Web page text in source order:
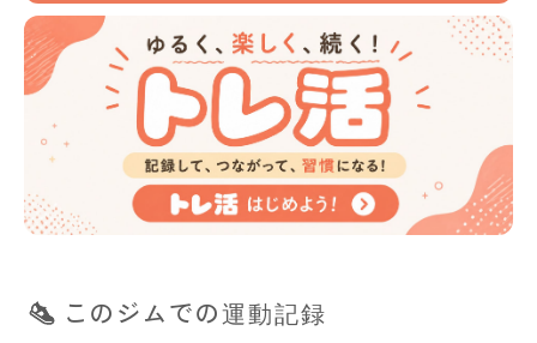
このジムでの運動記録